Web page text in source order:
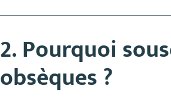
2. Pourquoi
obsèques ?